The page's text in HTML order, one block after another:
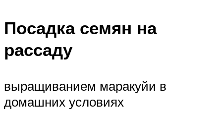
Посадка семян на
рассаду
выращиванием маракуйи в
домашних условиях